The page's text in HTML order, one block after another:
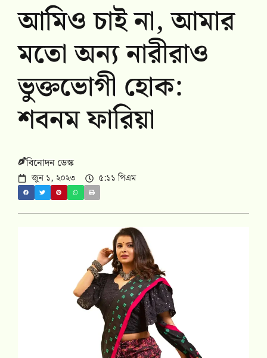
আমিও চাই না, আমার
মতো অন্য নারীরাও
ভুক্তভোগী হোক:
শবনম ফারিয়া
বিনোদন ডেস্ক
জুন ১, ২০২৩ ৫:১১ পিএম